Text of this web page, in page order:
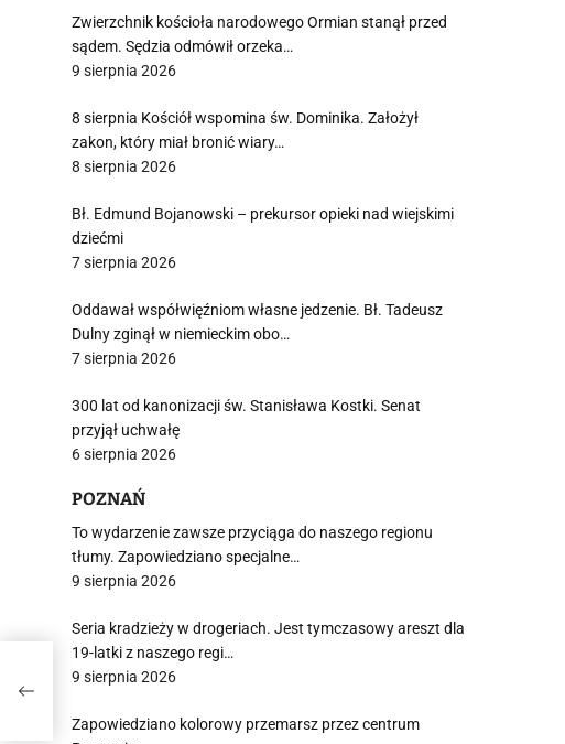
Zwierzchnik kościoła narodowego Ormian stanął przed
sądem. Sędzia odmówił orzeka…
9 sierpnia 2026
8 sierpnia Kościół wspomina św. Dominika. Założył
zakon, który miał bronić wiary…
8 sierpnia 2026
Bł. Edmund Bojanowski – prekursor opieki nad wiejskimi
dziećmi
7 sierpnia 2026
Oddawał współwięźniom własne jedzenie. Bł. Tadeusz
Dulny zginął w niemieckim obo…
7 sierpnia 2026
300 lat od kanonizacji św. Stanisława Kostki. Senat
przyjął uchwałę
6 sierpnia 2026
POZNAŃ
To wydarzenie zawsze przyciąga do naszego regionu
tłumy. Zapowiedziano specjalne…
9 sierpnia 2026
Seria kradzieży w drogeriach. Jest tymczasowy areszt dla
19-latki z naszego regi…
9 sierpnia 2026
Zapowiedziano kolorowy przemarsz przez centrum